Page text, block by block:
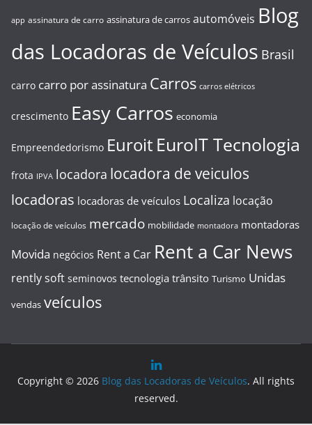
app assinatura de carro assinatura de carros automóveis Blog
das Locadoras de Veículos Brasil
carro carro por assinatura Carros carros elétricos
crescimento Easy Carros economia
Empreendedorismo Euroit EuroIT Tecnologia
frota IPVA locadora locadora de veiculos
locadoras locadoras de veículos Localiza locação
locação de veículos mercado mobilidade montadora montadoras
Movida negócios Rent a Car Rent a Car News
rently soft seminovos tecnologia trânsito Turismo Unidas
vendas veículos
Copyright © 2026 Blog das Locadoras de Veículos. All rights
reserved.